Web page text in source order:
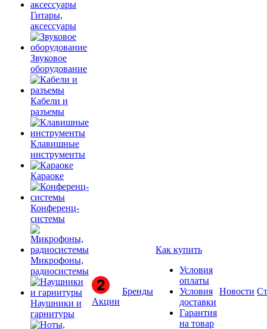
Гитары,
аксессуары
Звуковое
оборудование
Кабели и
разъемы
Клавишные
инструменты
Караоке
Конференц-
системы
Микрофоны,
радиосистемы
Наушники и
гарнитуры
Акции
Бренды
Как купить
Условия
оплаты
Условия
доставки
Гарантия
на товар
Новости